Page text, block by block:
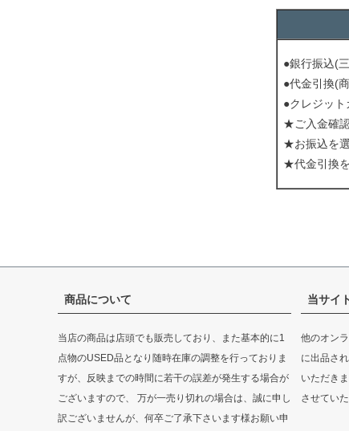
●銀行振込(
●代金引換(
●クレジット
★ご入金確
★お振込を
★代金引換
商品について
当店の商品は店頭でも販売しており、また基本的に1
点物のUSED品となり随時在庫の調整を行っておりま
すが、反映までの時間に若干の誤差が発生する場合が
ございますので、 万が一売り切れの場合は、誠に申し
訳ございませんが、何卒ご了承下さいます様お願い申
当サイ
他のオン
に出品さ
いただき
させてい